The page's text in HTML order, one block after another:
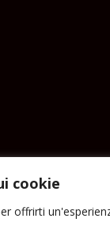
cookie
offrirti